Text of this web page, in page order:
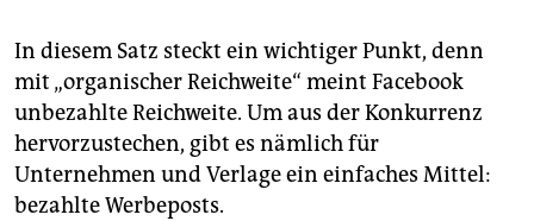
In diesem Satz steckt ein wichtiger Punkt, denn
mit „organischer Reichweite“ meint Face­book
unbezahlte Reichweite. Um aus der Konkurrenz
hervorzustechen, gibt es nämlich für
Unternehmen und Verlage ein einfaches Mittel:
bezahlte Werbeposts.